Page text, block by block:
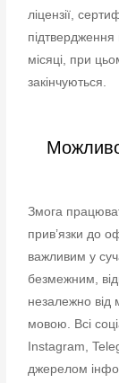
ліцензії,
підтвердження
місяці, при
закінчуються.
Змога
прив’язки до
важливим у
безмежним,
незалежно від
мовою. Всі
Instagram,
джерелом